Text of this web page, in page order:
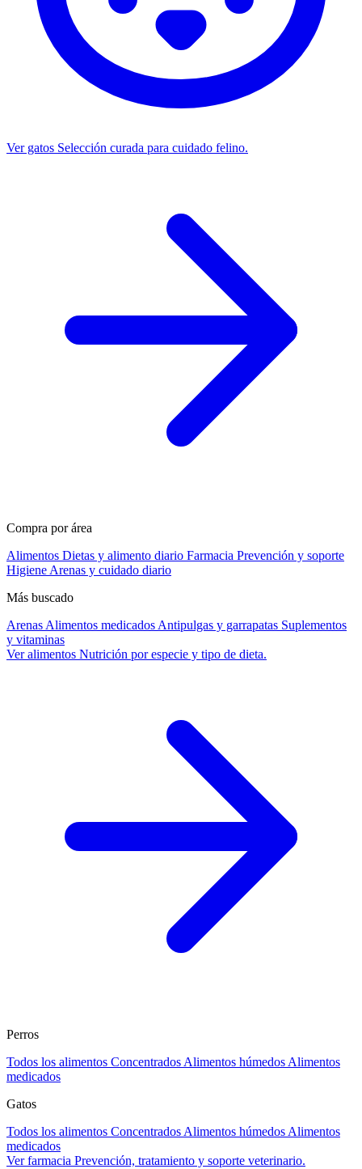
Ver gatos Selección curada para cuidado felino.
Compra por área
Alimentos Dietas y alimento diario Farmacia Prevención y soporte
Higiene Arenas y cuidado diario
Más buscado
Arenas Alimentos medicados Antipulgas y garrapatas Suplementos
y vitaminas
Ver alimentos Nutrición por especie y tipo de dieta.
Perros
Todos los alimentos Concentrados Alimentos húmedos Alimentos
medicados
Gatos
Todos los alimentos Concentrados Alimentos húmedos Alimentos
medicados
Ver farmacia Prevención, tratamiento y soporte veterinario.